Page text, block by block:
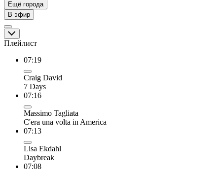
Ещё города
В эфир
Плейлист
07:19
Craig David
7 Days
07:16
Massimo Tagliata
C'era una volta in America
07:13
Lisa Ekdahl
Daybreak
07:08